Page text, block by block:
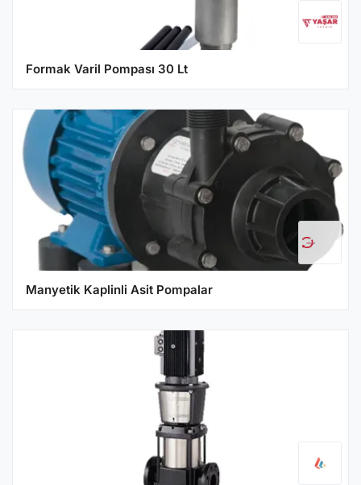
Formak Varil Pompası 30 Lt
Manyetik Kaplinli Asit Pompalar